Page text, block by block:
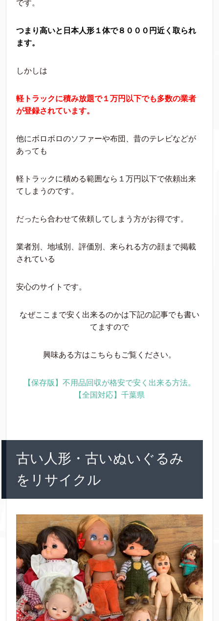
です。
つまり高いと日本人形１体で８０００円近く取られ
ます。
しかしは
軽トラックに積み放題で１万円以下でも多数の業者
が登録されています。
他にボロボロのソファーや布団、昔のテレビなどが
あっても
軽トラックに積める範囲なら１万円以下で依頼出来
てしまうのです。
だったら合わせて依頼してしまう方がお得です。
業者別、地域別、評価別、来られる方の顔まで掲載
されている
安心のサイトです。
なぜここまで安く出来るのかは下記の記事でも書い
てますので
興味ある方はこちらもご覧ください。
【保存版】不用品回収が格安で安く出来る方法。
【全国対応】千葉県
古い人形・古いぬいぐるみ
をリサイクル